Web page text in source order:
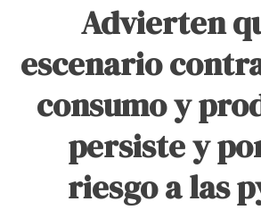
Advierten
escenario
consumo y
persiste y
riesgo a las